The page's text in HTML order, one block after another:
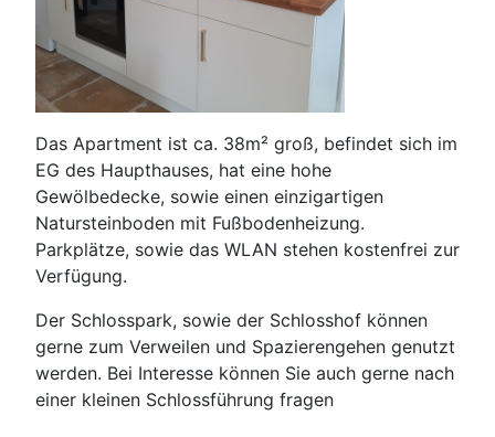
Das Apartment ist ca. 38m² groß, befindet sich im
EG des Haupthauses, hat eine hohe
Gewölbedecke, sowie einen einzigartigen
Natursteinboden mit Fußbodenheizung.
Parkplätze, sowie das WLAN stehen kostenfrei zur
Verfügung.
Der Schlosspark, sowie der Schlosshof können
gerne zum Verweilen und Spazierengehen genutzt
werden. Bei Interesse können Sie auch gerne nach
einer kleinen Schlossführung fragen